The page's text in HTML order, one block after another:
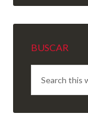
BUSCAR